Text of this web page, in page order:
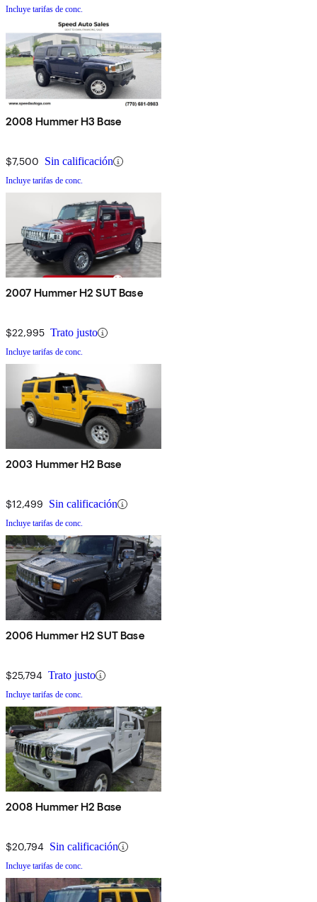
Incluye tarifas de conc.
2008 Hummer H3 Base
$7,500 Sin calificación
Incluye tarifas de conc.
2007 Hummer H2 SUT Base
$22,995 Trato justo
Incluye tarifas de conc.
2003 Hummer H2 Base
$12,499 Sin calificación
Incluye tarifas de conc.
2006 Hummer H2 SUT Base
$25,794 Trato justo
Incluye tarifas de conc.
2008 Hummer H2 Base
$20,794 Sin calificación
Incluye tarifas de conc.